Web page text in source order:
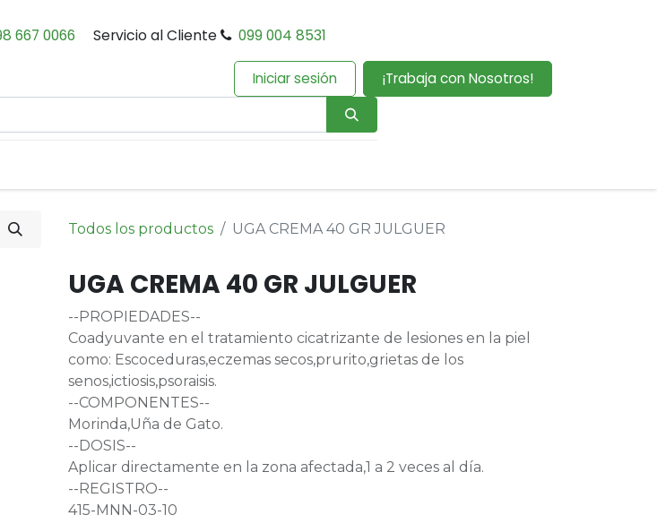
667 0066 Servicio al Cliente 099 004 8531
Iniciar sesión ¡Trabaja con Nosotros!
Todos los productos UGA CREMA 40 GR JULGUER
UGA CREMA 40 GR JULGUER
--PROPIEDADES--
Coadyuvante en el tratamiento cicatrizante de lesiones en la piel
como: Escoceduras,eczemas secos,prurito,grietas de los
senos,ictiosis,psoraisis.
--COMPONENTES--
Morinda,Uña de Gato.
--DOSIS--
Aplicar directamente en la zona afectada,1 a 2 veces al día.
--REGISTRO--
415-MNN-03-10